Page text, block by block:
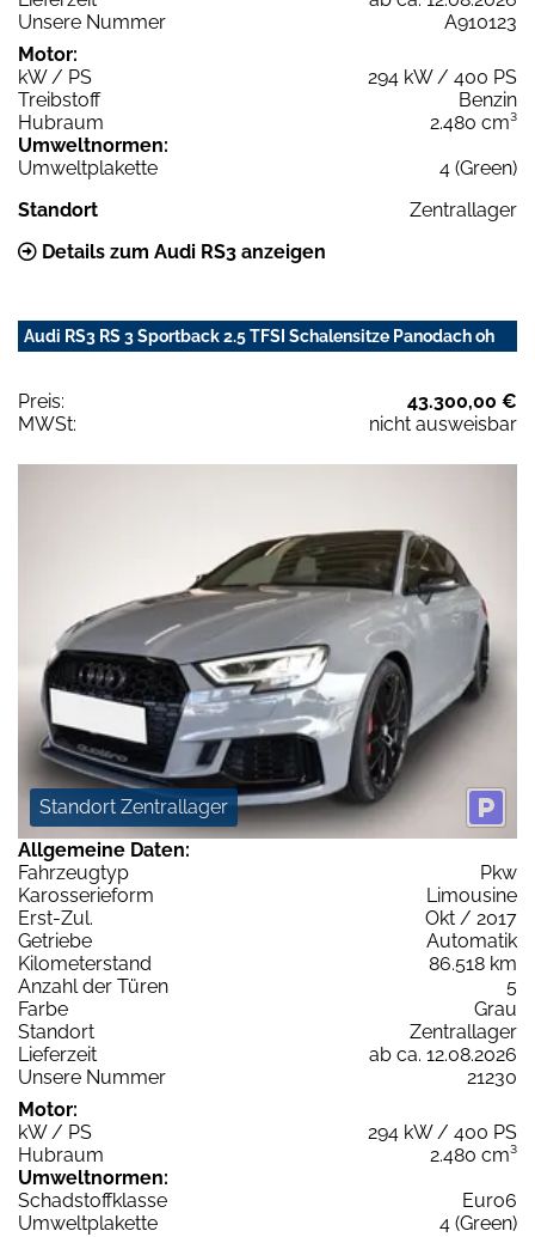
Unsere Nummer
A910123
Motor:
kW / PS
294 kW / 400 PS
Treibstoff
Benzin
Hubraum
2.480 cm³
Umweltnormen:
Umweltplakette
4 (Green)
Standort
Zentrallager
Details zum Audi RS3 anzeigen
Audi RS3 RS 3 Sportback 2.5 TFSI Schalensitze Panodach oh
Preis:
43.300,00 €
MWSt:
nicht ausweisbar
Standort Zentrallager
Allgemeine Daten:
Fahrzeugtyp
Pkw
Karosserieform
Limousine
Erst-Zul.
Okt / 2017
Getriebe
Automatik
Kilometerstand
86.518 km
Anzahl der Türen
5
Farbe
Grau
Standort
Zentrallager
Lieferzeit
ab ca. 12.08.2026
Unsere Nummer
21230
Motor:
kW / PS
294 kW / 400 PS
Hubraum
2.480 cm³
Umweltnormen:
Schadstoffklasse
Euro6
Umweltplakette
4 (Green)